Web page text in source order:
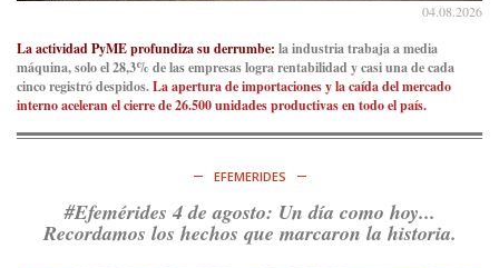
04.08.2026
La actividad PyME profundiza su derrumbe: la industria trabaja a media
máquina, solo el 28,3% de las empresas logra rentabilidad y casi una de cada
cinco registró despidos.La apertura de importaciones y la caída del mercado
interno aceleran el cierre de 26.500 unidades productivas en todo el país.
EFEMERIDES
#Efemérides 4 de agosto: Un día como hoy...
Recordamos los hechos que marcaron la historia.